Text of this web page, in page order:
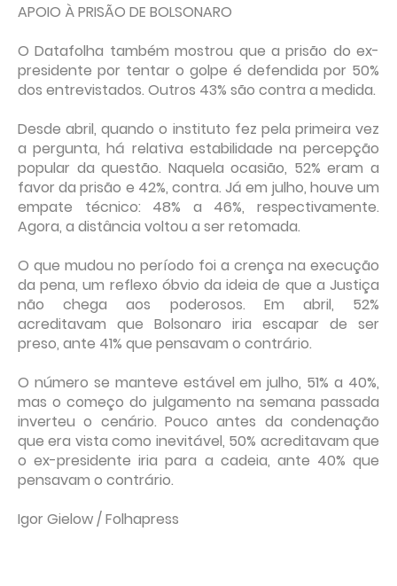
APOIO À PRISÃO DE BOLSONARO
O Datafolha também mostrou que a prisão do ex-
presidente por tentar o golpe é defendida por 50%
dos entrevistados. Outros 43% são contra a medida.
Desde abril, quando o instituto fez pela primeira vez
a pergunta, há relativa estabilidade na percepção
popular da questão. Naquela ocasião, 52% eram a
favor da prisão e 42%, contra. Já em julho, houve um
empate técnico: 48% a 46%, respectivamente.
Agora, a distância voltou a ser retomada.
O que mudou no período foi a crença na execução
da pena, um reflexo óbvio da ideia de que a Justiça
não chega aos poderosos. Em abril, 52%
acreditavam que Bolsonaro iria escapar de ser
preso, ante 41% que pensavam o contrário.
O número se manteve estável em julho, 51% a 40%,
mas o começo do julgamento na semana passada
inverteu o cenário. Pouco antes da condenação
que era vista como inevitável, 50% acreditavam que
o ex-presidente iria para a cadeia, ante 40% que
pensavam o contrário.
Igor Gielow / Folhapress